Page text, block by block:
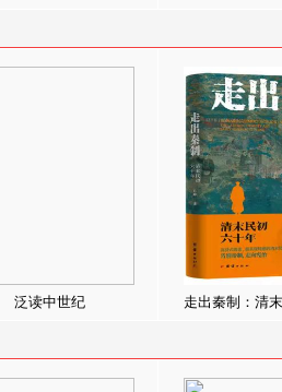
泛读中世纪 走出秦制：清